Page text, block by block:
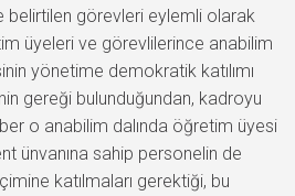
belirtilen görevleri eylemli olarak
üyeleri ve görevlilerince anabilim
yönetime demokratik katılımı
gereği bulunduğundan, kadroyu
o anabilim dalında öğretim üyesi
ünvanına sahip personelin de
katılmaları gerektiği, bu